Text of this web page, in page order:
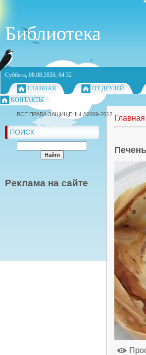
Библиотека
Суббота, 08.08.2026, 04:32
ГЛАВНАЯ
ОТ ДРУЗЕЙ
КОНТАКТЫ
ПОИСК
Реклама на сайте
Главная
ВСЕ ПРАВА ЗАЩИЩЕНЫ ©2009-2012